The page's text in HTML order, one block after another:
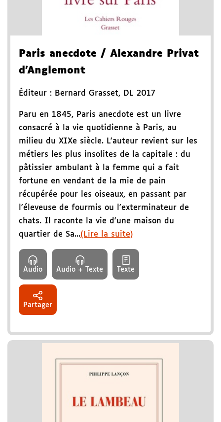
Paris anecdote / Alexandre Privat
d'Anglemont
Éditeur : Bernard Grasset, DL 2017
Paru en 1845, Paris anecdote est un livre
consacré à la vie quotidienne à Paris, au
milieu du XIXe siècle. L'auteur revient sur les
métiers les plus insolites de la capitale : du
pâtissier ambulant à la femme qui a fait
fortune en vendant de la mie de pain
récupérée pour les oiseaux, en passant par
l'éleveuse de fourmis ou l'exterminateur de
chats. Il raconte la vie d'une maison du
quartier de Sa...(Lire la suite)
Audio Audio + Texte Texte
Partager